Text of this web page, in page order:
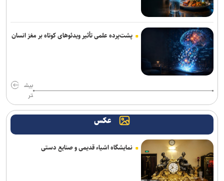
شده‌اند
جلسات صحن علنی مجلس هفته آینده برگزار می‌شود
بیانیۀ خانواده شهید لاریجانی دربارۀ گمانه‌زنی‌های رسانه‌ای
وزارت اطلاعات: ۲۱ مزدور موساد و ۴ شرور مسلح در کرمان بازداشت
سردار موسوی: بسیجیان دریا دل کاشان به وجود شما مباهات می‌کنیم
گاردین: ترامپ هیچ ایده‌ای برای پایان دادن به جنگ شکست‌خورده علیه
ایران ندارد
پشت‌پرده علمی تأثیر ویدئو‌های کوتاه بر مغز انسان
بیش
تر
عکس
نمایشگاه اشیاء قدیمی و صنایع دستی